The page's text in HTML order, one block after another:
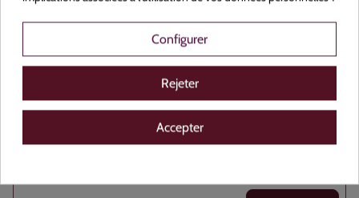
Carton de 200
Configurer
Rejeter
Accepter